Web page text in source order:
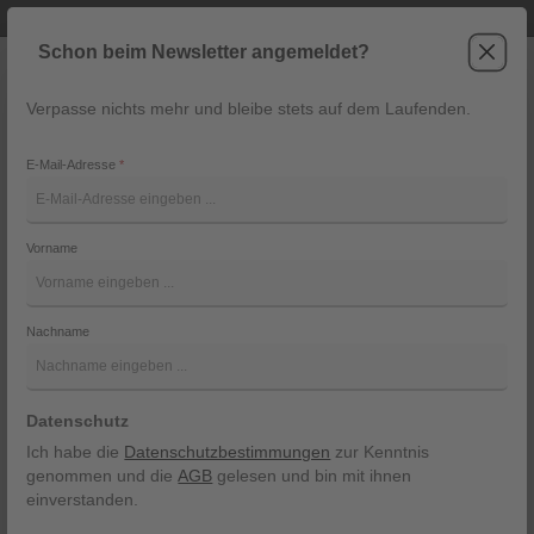
Navigation
Bildergalerie überspringen
Schon beim Newsletter angemeldet?
Verpasse nichts mehr und bleibe stets auf dem Laufenden.
E-Mail-Adresse*
Vorname
Nachname
Datenschutz
Ich habe die Datenschutzbestimmungen zur Kenntnis
genommen und dieAGB gelesen und bin mit ihnen
einverstanden.